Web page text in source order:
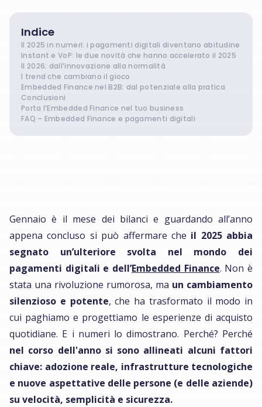
Indice
Il 2025 in numeri: i pagamenti digitali diventano abitudine
Instant e VoP: le due novità che hanno accelerato il 2025
Il 2026: dall’innovazione alla normalità
I trend che cambiano il gioco
Embedded Finance nel B2B: dal potenziale alla pratica
Conclusioni
Porta l’Embedded Finance nel tuo business
FAQ – Embedded Finance e pagamenti digitali
Gennaio è il mese dei bilanci e guardando all’anno
appena concluso si può affermare che il 2025 abbia
segnato un’ulteriore svolta nel mondo dei
pagamenti digitali e dell’Embedded Finance. Non è
stata una rivoluzione rumorosa, ma un cambiamento
silenzioso e potente, che ha trasformato il modo in
cui paghiamo e progettiamo le esperienze di acquisto
quotidiane. E i numeri lo dimostrano. Perché? Perché
nel corso dell'anno si sono allineati alcuni fattori
chiave: adozione reale, infrastrutture tecnologiche
e nuove aspettative delle persone (e delle aziende)
su velocità, semplicità e sicurezza.